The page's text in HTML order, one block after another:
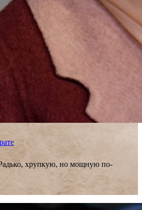
хрупкую, но мощную по-